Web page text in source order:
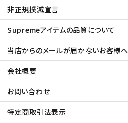
非正規撲滅宣言
Supremeアイテムの品質について
当店からのメールが届かないお客様へ
会社概要
お問い合わせ
特定商取引法表示